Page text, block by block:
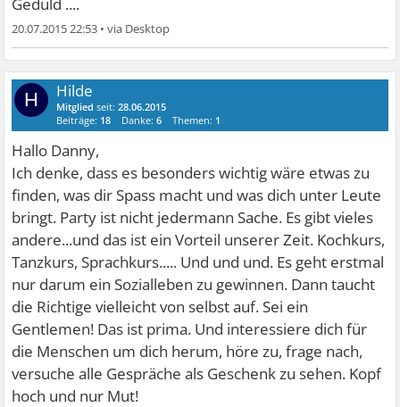
20.07.2015 22:53 •
H Hilde
Mitglied seit:28.06.2015
Beiträge: 18 Danke:6 Themen: 1
Hallo Danny,
Ich denke, dass es besonders wichtig wäre etwas zu
finden, was dir Spass macht und was dich unter Leute
bringt. Party ist nicht jedermann Sache. Es gibt vieles
andere...und das ist ein Vorteil unserer Zeit. Kochkurs,
Tanzkurs, Sprachkurs..... Und und und. Es geht erstmal
nur darum ein Sozialleben zu gewinnen. Dann taucht
die Richtige vielleicht von selbst auf. Sei ein
Gentlemen! Das ist prima. Und interessiere dich für
die Menschen um dich herum, höre zu, frage nach,
versuche alle Gespräche als Geschenk zu sehen. Kopf
hoch und nur Mut!